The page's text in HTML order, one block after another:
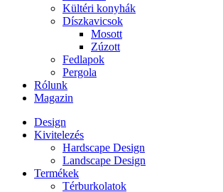
Kültéri konyhák
Díszkavicsok
Mosott
Zúzott
Fedlapok
Pergola
Rólunk
Magazin
Design
Kivitelezés
Hardscape Design
Landscape Design
Termékek
Térburkolatok